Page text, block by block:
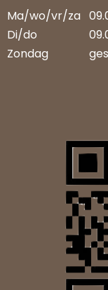
Ma/wo/vr/za
Di/do
Zondag